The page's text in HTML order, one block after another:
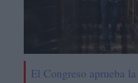
El Congreso aprueba